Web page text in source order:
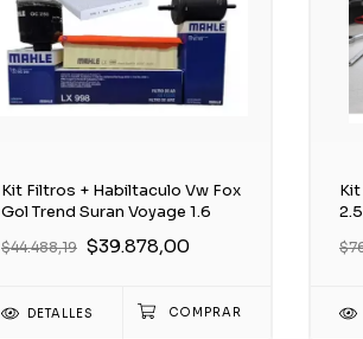
Kit Filtros + Habiltaculo Vw Fox
Gol Trend Suran Voyage 1.6
$44.488,19 $39.878,00
DETALLES